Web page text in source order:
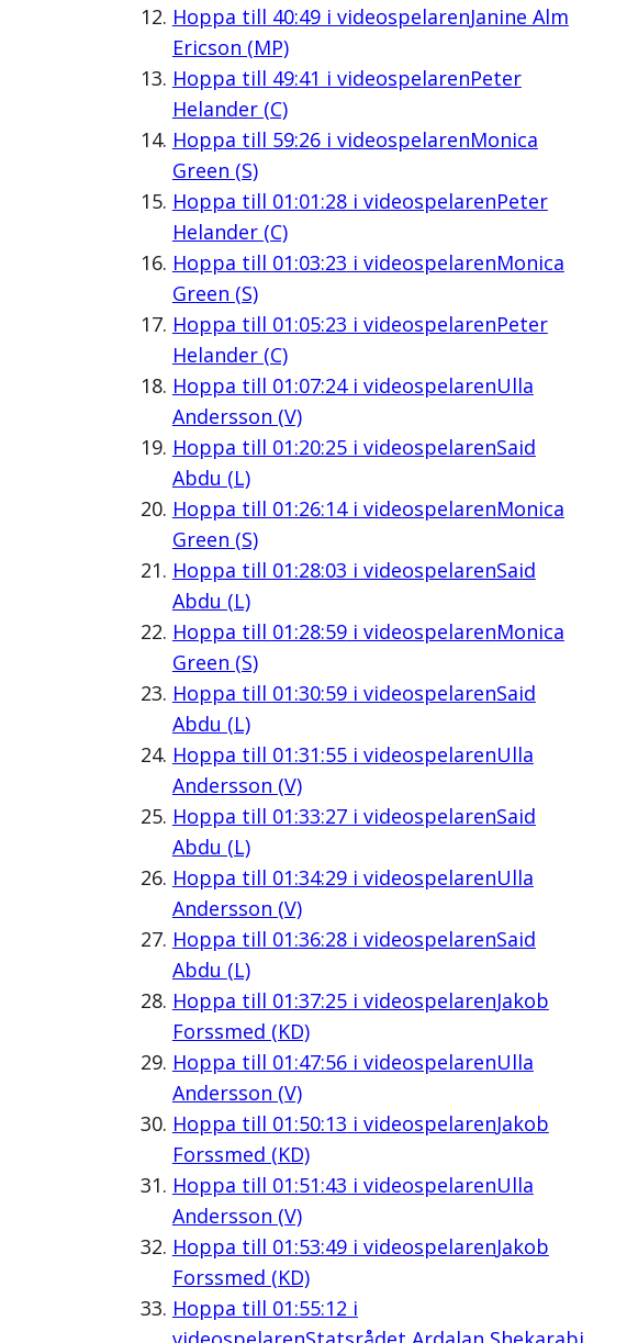
Hoppa till 40:49i videospelarenJanine Alm
Ericson (MP)
Hoppa till 49:41 i videospelarenPeter
Helander (C)
Hoppa till 59:26i videospelarenMonica
Green (S)
Hoppa till 01:01:28i videospelarenPeter
Helander (C)
Hoppa till 01:03:23 i videospelarenMonica
Green (S)
Hoppa till 01:05:23 i videospelarenPeter
Helander (C)
Hoppa till 01:07:24i videospelarenUlla
Andersson (V)
Hoppa till 01:20:25i videospelarenSaid
Abdu (L)
Hoppa till 01:26:14i videospelarenMonica
Green (S)
Hoppa till 01:28:03 i videospelarenSaid
Abdu (L)
Hoppa till 01:28:59i videospelarenMonica
Green (S)
Hoppa till 01:30:59i videospelarenSaid
Abdu (L)
Hoppa till 01:31:55i videospelarenUlla
Andersson (V)
Hoppa till 01:33:27i videospelarenSaid
Abdu (L)
Hoppa till 01:34:29i videospelarenUlla
Andersson (V)
Hoppa till 01:36:28i videospelarenSaid
Abdu (L)
Hoppa till 01:37:25i videospelarenJakob
Forssmed (KD)
Hoppa till 01:47:56i videospelarenUlla
Andersson (V)
Hoppa till 01:50:13 i videospelarenJakob
Forssmed (KD)
Hoppa till 01:51:43 i videospelarenUlla
Andersson (V)
Hoppa till 01:53:49i videospelarenJakob
Forssmed (KD)
Hoppa till 01:55:12 i